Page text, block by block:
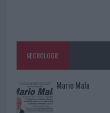
NECROLOGIE
Mario Malu